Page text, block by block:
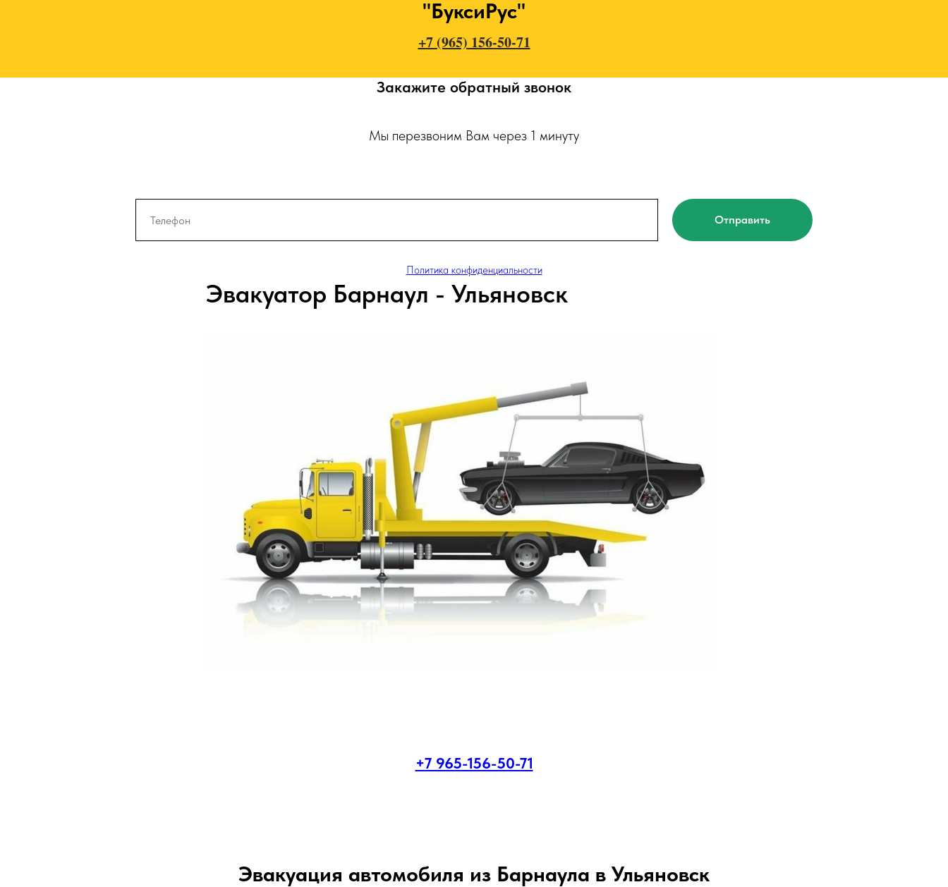
"БуксиРус"
+7 (965) 156-50-71
Закажите обратный звонок
Мы перезвоним Вам через 1 минуту
Отправить
Политика конфиденциальности
Эвакуатор Барнаул - Ульяновск
+7 965-156-50-71
Эвакуация автомобиля из Барнаула в Ульяновск